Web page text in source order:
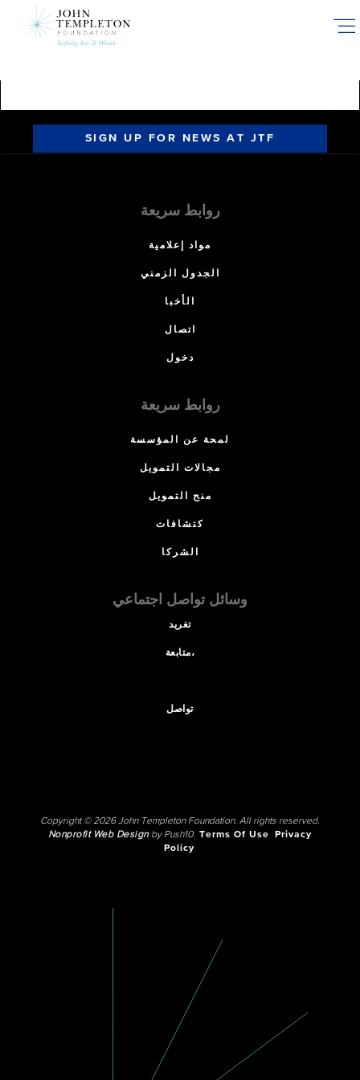
SIGN UP FOR NEWS AT JTF
روابط سريعة
مواد إعلامية
الجدول الزمني
الأخبا
اتصال
دخول
روابط سريعة
لمحة عن المؤسسة
مجالات التمويل
منح التمويل
كتشافات
الشركا
وسائل تواصل اجتماعي
تغريد
متابعة،
تواصل
Copyright © 2026 John Templeton Foundation. All rights reserved.
Nonprofit Web Designby Push10. Terms Of Use
Privacy
Policy